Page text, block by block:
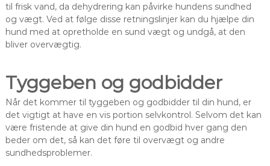
til frisk vand, da dehydrering kan påvirke hundens sundhed
og vægt. Ved at følge disse retningslinjer kan du hjælpe din
hund med at opretholde en sund vægt og undgå, at den
bliver overvægtig.
Tyggeben og godbidder
Når det kommer til tyggeben og godbidder til din hund, er
det vigtigt at have en vis portion selvkontrol. Selvom det kan
være fristende at give din hund en godbid hver gang den
beder om det, så kan det føre til overvægt og andre
sundhedsproblemer.